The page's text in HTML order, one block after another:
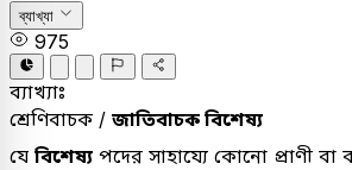
ব্যাখ্যা
975
ব্যাখ্যাঃ
শ্রেণিবাচক / জাতিবাচক বিশেষ্য
যে বিশেষ্য পদের সাহায্যে কোনো প্রাণী বা